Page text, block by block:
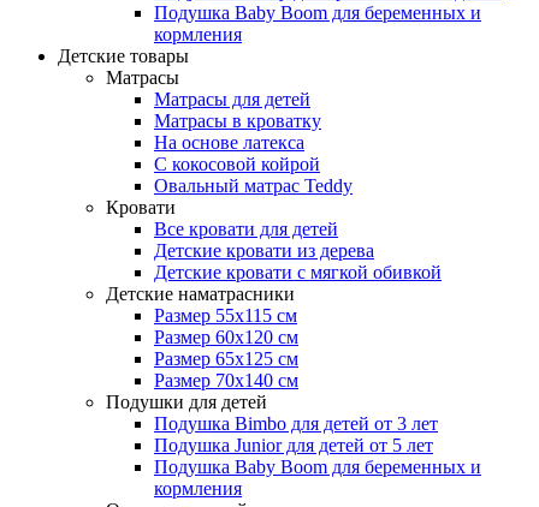
Подушка Baby Boom для беременных и
кормления
Детские товары
Матрасы
Матрасы для детей
Матрасы в кроватку
На основе латекса
С кокосовой койрой
Овальный матрас Teddy
Кровати
Все кровати для детей
Детские кровати из дерева
Детские кровати с мягкой обивкой
Детские наматрасники
Размер 55x115 см
Размер 60x120 см
Размер 65x125 см
Размер 70x140 см
Подушки для детей
Подушка Bimbo для детей от 3 лет
Подушка Junior для детей от 5 лет
Подушка Baby Boom для беременных и
кормления